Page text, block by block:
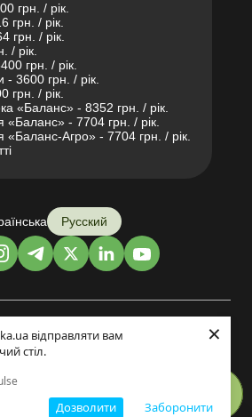
відправляти вам
стіл.
Заборонити
Дозволити
×
грн. / рік.
грн. / рік.
грн. / рік.
/ рік.
грн. / рік.
3600 грн. / рік.
грн. / рік.
«Баланс» - 8352 грн. / рік.
«Баланс» - 7704 грн. / рік.
«Баланс-Агро» - 7704 грн. / рік.
Русский